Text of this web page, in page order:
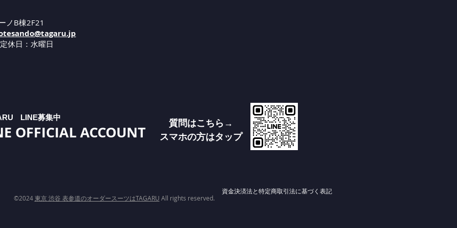
ノB棟2F21
休日：水曜日
OFFICIAL ACCOUNT
LINE募集中
質問はこちら→
​スマホの方はタップ
資金決済法と特定商取引法に基づく表記
©2024東京 渋谷 表参道のオーダースーツはTAGARU All rights reserved.